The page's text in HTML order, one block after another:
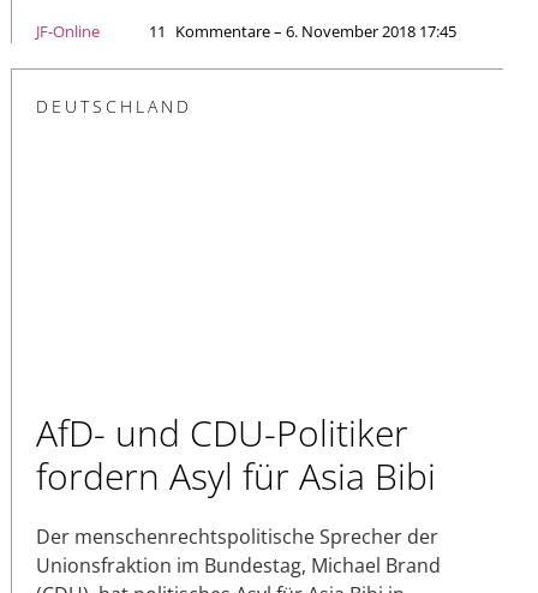
JF-Online 11 Kommentare – 6. November 2018 17:45
DEUTSCHLAND
AfD- und CDU-Politiker
fordern Asyl für Asia Bibi
Der menschenrechtspolitische Sprecher der
Unionsfraktion im Bundestag, Michael Brand